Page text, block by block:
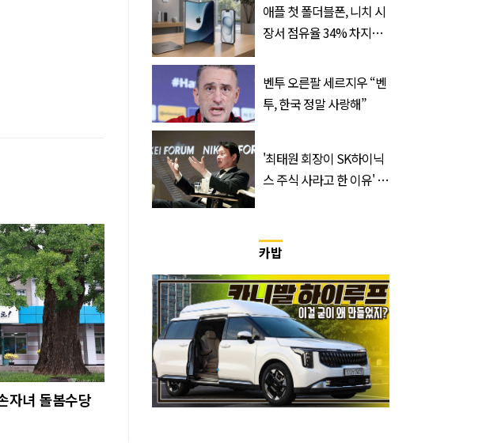
자녀 돌봄수당
애플 첫 폴더블폰, 니치 시
장서 점유율 34% 차지할
벤투 오른팔 세르지우 “벤
투, 한국 정말 사랑해”
'최태원 회장이 SK하이닉
스 주식 사라고 한 이유' 글
카밥